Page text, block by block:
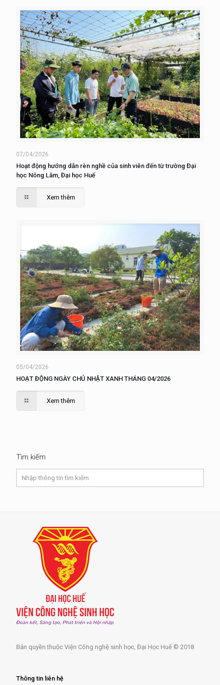
07/04/2026
Hoạt động hướng dẫn rèn nghề của sinh viên đến từ trường Đại
học Nông Lâm, Đại học Huế
Xem thêm
05/04/2026
HOẠT ĐỘNG NGÀY CHỦ NHẬT XANH THÁNG 04/2026
Xem thêm
Tìm kiếm
Bản quyền thuộc Viện Công nghệ sinh học, Đại Học Huế © 2018
Thông tin liên hệ